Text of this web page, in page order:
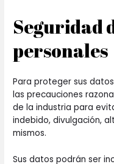
Seguridad
personales
Para proteger sus
las precauciones
de la industria para
indebido, divulgación,
mismos.
Sus datos podrán ser